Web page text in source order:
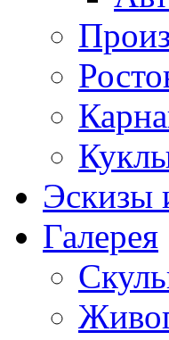
Эскизы
Галерея